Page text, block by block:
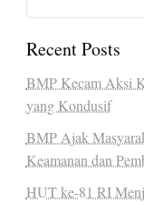
Recent Posts
BMP Kecam Aksi
yang Kondusif
BMP Ajak
Keamanan dan
HUT ke-81 RI